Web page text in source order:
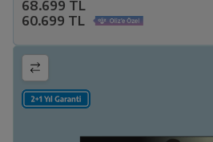
68.699 TL
60.699 TL